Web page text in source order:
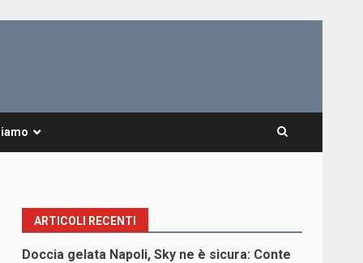
ARTICOLI RECENTI
Doccia gelata Napoli, Sky ne è sicura: Conte